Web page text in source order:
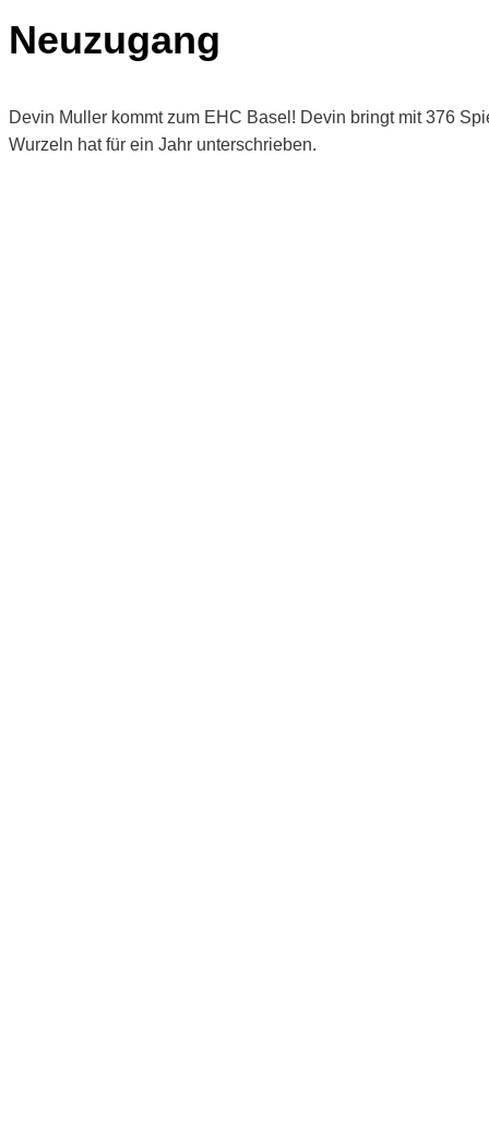
Neuzugang
Devin Muller kommt zum EHC Basel! Devin bringt mit 376
Wurzeln hat für ein Jahr unterschrieben.